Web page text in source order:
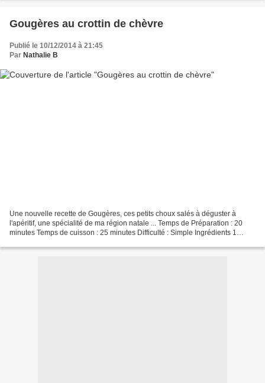
Gougères au crottin de chèvre
Publié le 10/12/2014 à 21:45
Par Nathalie B
Une nouvelle recette de Gougères, ces petits choux salés à déguster à
l'apéritif, une spécialité de ma région natale ... Temps de Préparation : 20
minutes Temps de cuisson : 25 minutes Difficulté : Simple Ingrédients 1